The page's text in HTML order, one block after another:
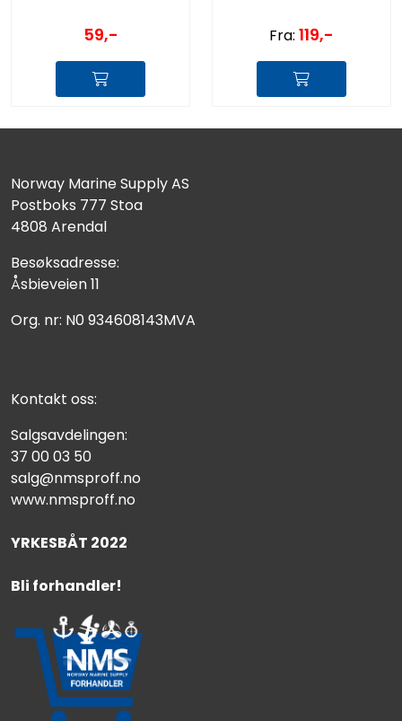
59,- Fra: 119,-
Norway Marine Supply AS
Postboks 777 Stoa
4808 Arendal
Besøksadresse:
Åsbieveien 11
Org. nr: N0 934608143MVA
Kontakt oss:
Salgsavdelingen:
37 00 03 50
salg@nmsproff.no
www.nmsproff.no
YRKESBÅT 2022
Bli forhandler!